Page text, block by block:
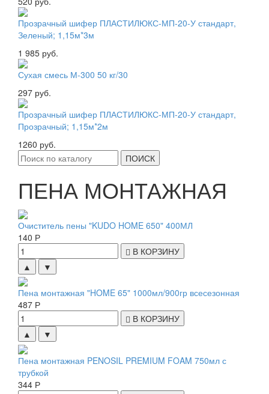
Прозрачный шифер ПЛАСТИЛЮКС-МП-20-У стандарт,
Зеленый; 1,15м*3м
1 985 руб.
Сухая смесь М-300 50 кг/30
297 руб.
Прозрачный шифер ПЛАСТИЛЮКС-МП-20-У стандарт,
Прозрачный; 1,15м*2м
1260 руб.
ПОИСК
ПЕНА МОНТАЖНАЯ
Очиститель пены "KUDO HOME 650" 400МЛ
140 Р
В КОРЗИНУ
▲
▼
Пена монтажная "HOME 65" 1000мл/900гр всесезонная
487 Р
В КОРЗИНУ
▲
▼
Пена монтажная PENOSIL PREMIUM FOAM 750мл с
трубкой
344 Р